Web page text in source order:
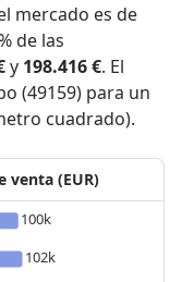
mercado es de
de las
y 198.416 €. El
(49159) para un
cuadrado).
venta (EUR)
100k
102k